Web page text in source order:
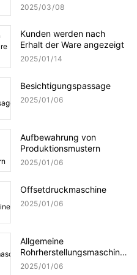
Tube Client Review und
2025 03 08
Kunden werden nach
Erhalt der Ware angezeigt
2025 01 14
Besichtigungspassage
2025 01 06
Aufbewahrung von
Produktionsmustern
2025 01 06
Offsetdruckmaschine
2025 01 06
Allgemeine
Rohrherstellungsmaschine:
Spiralrohr
2025 01 06